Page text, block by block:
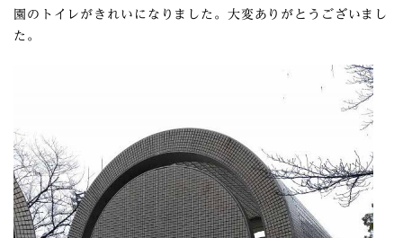
園のトイレがきれいになりました。大変ありがとうございまし
た。